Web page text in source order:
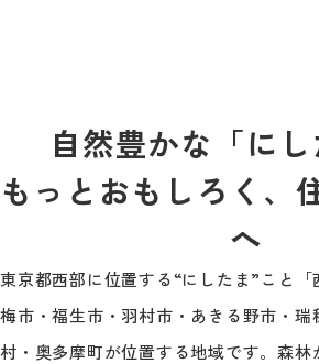
自然豊かな「に
もっとおもしろく、
へ
東京都西部に位置する“にしたま”こと
梅市・福生市・羽村市・あきる野市・瑞
村・奥多摩町が位置する地域です。森林